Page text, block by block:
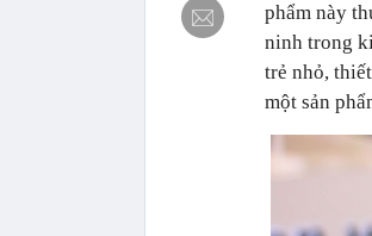
phẩm này
ninh trong
trẻ nhỏ,
một sản